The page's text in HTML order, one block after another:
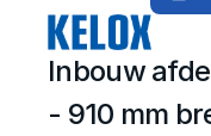
Inbouw
- 910 mm